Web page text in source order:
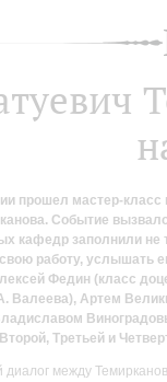
прошел мастер-
Событие
кафедр заполнили
работу,
Федин (класс
Валеева), Артем
Третьей и
диалог между